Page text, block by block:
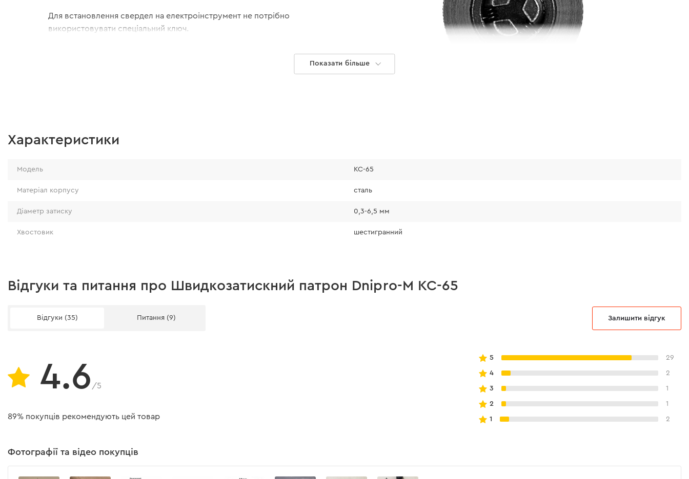
Для встановлення свердел на електроінструмент не потрібно
використовувати спеціальний ключ.
Показати більше
Характеристики
Модель KC-65
Матеріал корпусу сталь
Діаметр затиску 0,3-6,5 мм
Хвостовик шестигранний
Відгуки та питання про Швидкозатискний патрон Dnipro-M KC-65
Відгуки (35) Питання (9) Залишити відгук
4.6 /5
89% покупців рекомендують цей товар
5 29
4 2
3 1
2 1
1 2
Фотографії та відео покупців